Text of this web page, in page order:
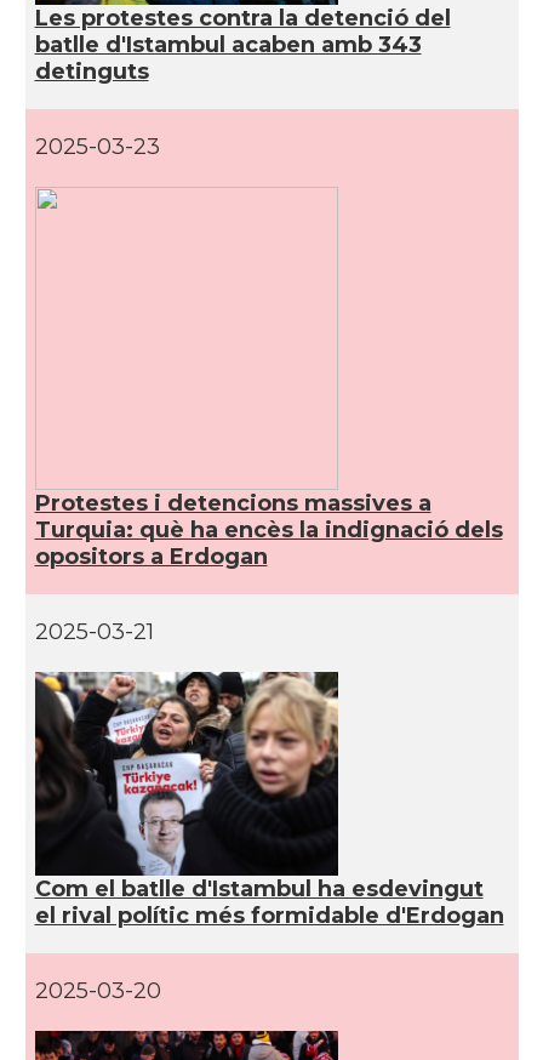
Les protestes contra la detenció del
batlle d'Istambul acaben amb 343
detinguts
2025-03-23
Protestes i detencions massives a
Turquia: què ha encès la indignació dels
opositors a Erdogan
2025-03-21
Com el batlle d'Istambul ha esdevingut
el rival polític més formidable d'Erdogan
2025-03-20